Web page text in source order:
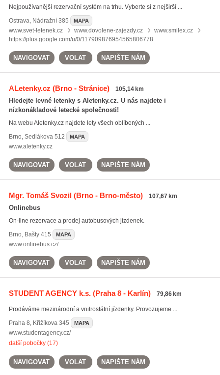
Nejpoužívanější rezervační systém na trhu. Vyberte si z nejširší ...
Ostrava, Nádražní 385 MAPA
www.svet-letenek.cz www.dovolene-zajezdy.cz
www.smilex.cz
https://plus.google.com/u/0/117909876954565806778
NAVIGOVAT VOLAT NAPIŠTE NÁM
ALetenky.cz (Brno - Stránice) 105,14 km
Hledejte levné letenky s Aletenky.cz. U nás najdete i
nízkonákladové letecké společnosti!
Na webu Aletenky.cz najdete lety všech oblíbených ...
Brno, Sedlákova 512 MAPA
www.aletenky.cz
NAVIGOVAT VOLAT NAPIŠTE NÁM
Mgr. Tomáš Svozil(Brno - Brno-město) 107,67 km
Onlinebus
On-line rezervace a prodej autobusových jízdenek.
Brno, Bašty 415 MAPA
www.onlinebus.cz/
NAVIGOVAT VOLAT NAPIŠTE NÁM
STUDENT AGENCY k.s.(Praha 8 - Karlín) 79,86 km
Prodáváme mezinárodní a vnitrostátní jízdenky. Provozujeme ...
Praha 8, Křižíkova 345 MAPA
www.studentagency.cz/
další pobočky (17)
NAVIGOVAT VOLAT NAPIŠTE NÁM